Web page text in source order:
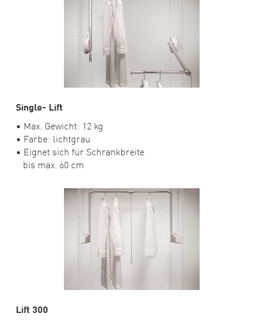
Single- Lift
• Max. Gewicht: 12 kg
• Farbe: lichtgrau
• Eignet sich für Schrankbreite
bis max. 60 cm
Lift 300